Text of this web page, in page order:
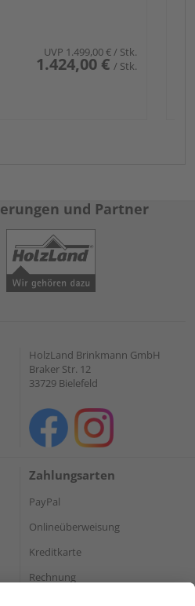
UVP 1.499,00 €/ Stk.
1.424,00 € / Stk.
und Partner
HolzLand Brinkmann GmbH
Braker Str. 12
33729 Bielefeld
Zahlungsarten
PayPal
Onlineüberweisung
Kreditkarte
Rechnung